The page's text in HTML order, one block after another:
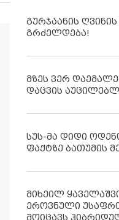
გურჯაანის
გრძელდება!
მზეს ვერ
დაცვის
სუს-მა დიდი
ფაქტზე ბათუმის
მიხეილ
ეროვნული
მოიცავს